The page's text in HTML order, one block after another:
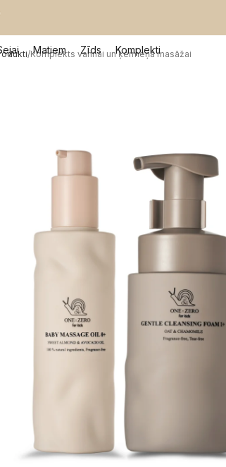
Matiem Zīds Komplekti
Komplekts vannai un ķermeņa masāžai